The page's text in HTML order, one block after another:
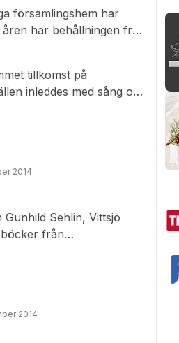
församlingshem har
har behållningen från
naturligt dras en del
för kvällen blev nära 17
tillkomst på
inleddes med sång och
som utropare.
2014
Sehlin, Vittsjö
från
minnen från
väst” men besökarna i
Inga Maj Ottosson
2014